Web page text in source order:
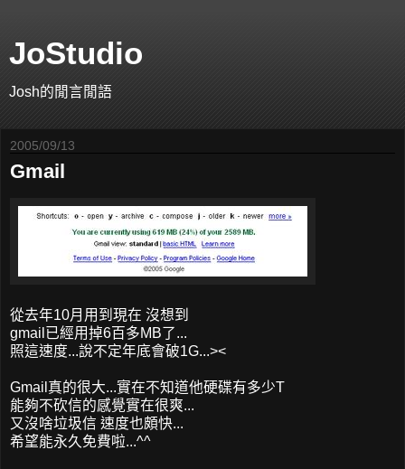
JoStudio
Josh的閒言閒語
2005/09/13
Gmail
從去年10月用到現在 沒想到
gmail已經用掉6百多MB了...
照這速度...說不定年底會破1G...><
Gmail真的很大...實在不知道他硬碟有多少T
能夠不砍信的感覺實在很爽...
又沒啥垃圾信 速度也頗快...
希望能永久免費啦...^^